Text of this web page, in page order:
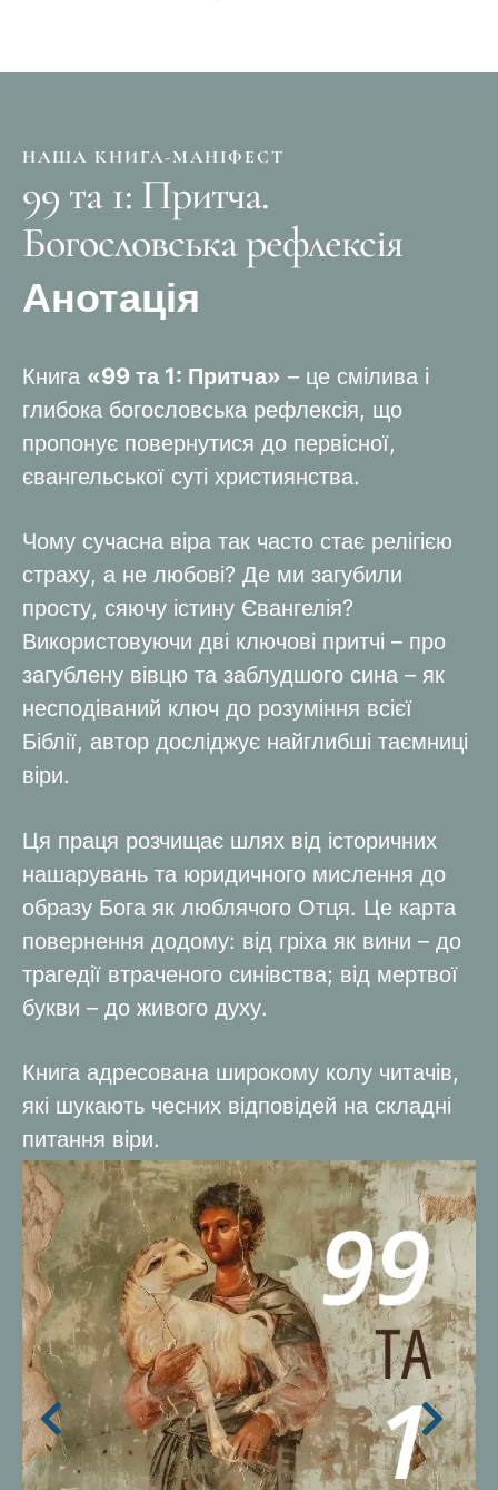
НАША КНИГА-МАНІФЕСТ
99 та 1: Притча.
Богословська рефлексія
Анотація
Книга «99 та 1: Притча» – це смілива і
глибока богословська рефлексія, що
пропонує повернутися до первісної,
євангельської суті християнства.
Чому сучасна віра так часто стає релігією
страху, а не любові? Де ми загубили
просту, сяючу істину Євангелія?
Використовуючи дві ключові притчі – про
загублену вівцю та заблудшого сина – як
несподіваний ключ до розуміння всієї
Біблії, автор досліджує найглибші таємниці
віри.
Ця праця розчищає шлях від історичних
нашарувань та юридичного мислення до
образу Бога як люблячого Отця. Це карта
повернення додому: від гріха як вини – до
трагедії втраченого синівства; від мертвої
букви – до живого духу.
Книга адресована широкому колу читачів,
які шукають чесних відповідей на складні
питання віри.